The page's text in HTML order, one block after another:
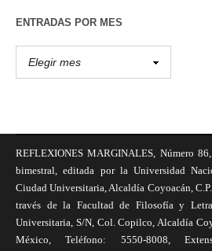
ENTRADAS POR MES
REFLEXIONES MARGINALES, Número
bimestral, editada por la Universidad
Ciudad Universitaria, Alcaldía Coyoacán,
través de la Facultad de Filosofía y
Universitaria, S/N, Col. Copilco, Alcaldía
México, Teléfono: 5550-8008,